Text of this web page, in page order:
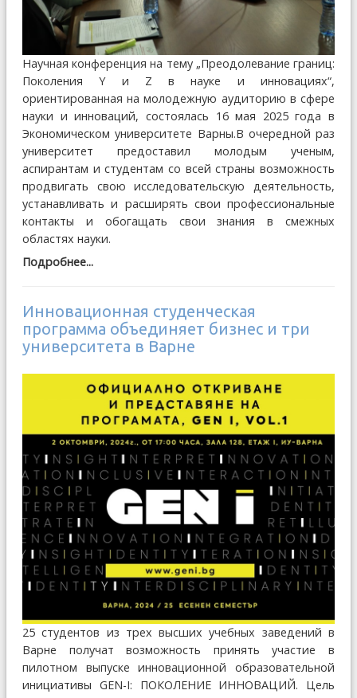
Научная конференция на тему „Преодолевание границ:
Поколения Y и Z в науке и инновациях“,
ориентированная на молодежную аудиторию в сфере
науки и инноваций, состоялась 16 мая 2025 года в
Экономическом университете Варны.В очередной раз
университет предоставил молодым ученым,
аспирантам и студентам со всей страны возможность
продвигать свою исследовательскую деятельность,
устанавливать и расширять свои профессиональные
контакты и обогащать свои знания в смежных
областях науки.
Подробнее...
Инновационная студенческая
программа объединяет бизнес и три
университета в Варне
25 студентов из трех высших учебных заведений в
Варне получат возможность принять участие в
пилотном выпуске инновационной образовательной
инициативы GEN-I: ПОКОЛЕНИЕ ИННОВАЦИЙ. Цель